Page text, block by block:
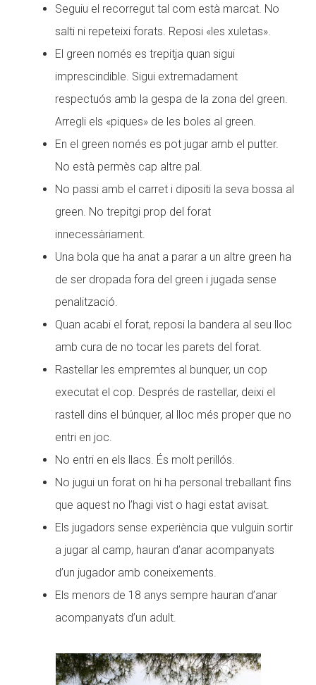
Seguiu el recorregut tal com està marcat. No
salti ni repeteixi forats. Reposi «les xuletas».
El green només es trepitja quan sigui
imprescindible. Sigui extremadament
respectuós amb la gespa de la zona del green.
Arregli els «piques» de les boles al green.
En el green només es pot jugar amb el putter.
No està permès cap altre pal.
No passi amb el carret i dipositi la seva bossa al
green. No trepitgi prop del forat
innecessàriament.
Una bola que ha anat a parar a un altre green ha
de ser dropada fora del green i jugada sense
penalització.
Quan acabi el forat, reposi la bandera al seu lloc
amb cura de no tocar les parets del forat.
Rastellar les empremtes al bunquer, un cop
executat el cop. Després de rastellar, deixi el
rastell dins el búnquer, al lloc més proper que no
entri en joc.
No entri en els llacs. És molt perillós.
No jugui un forat on hi ha personal treballant fins
que aquest no l’hagi vist o hagi estat avisat.
Els jugadors sense experiència que vulguin sortir
a jugar al camp, hauran d’anar acompanyats
d’un jugador amb coneixements.
Els menors de 18 anys sempre hauran d’anar
acompanyats d’un adult.